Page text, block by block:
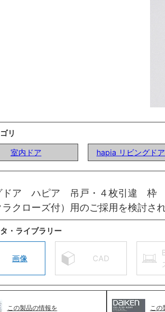
リ
室内ドア
hapia リビングド
ドア ハピア 吊戸・４枚引違 枠
クローズ付）用のご採用を検討さ
・ライブラリー
画像 CAD
この製品の情報を この